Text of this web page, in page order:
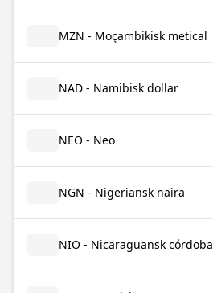
MZN - Moçambikisk metical
NAD - Namibisk dollar
NEO - Neo
NGN - Nigeriansk naira
NIO - Nicaraguansk córdoba